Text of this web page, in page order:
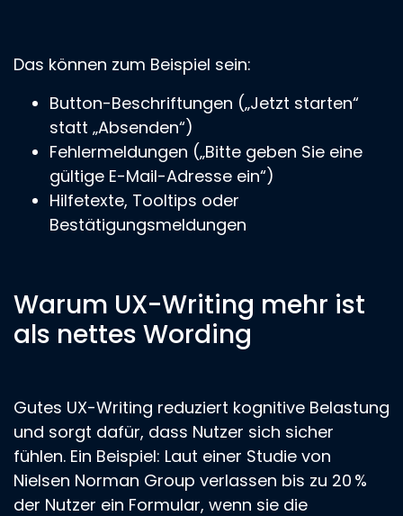
Das können zum Beispiel sein:
Button-Beschriftungen („Jetzt starten“
statt „Absenden“)
Fehlermeldungen („Bitte geben Sie eine
gültige E-Mail-Adresse ein“)
Hilfetexte, Tooltips oder
Bestätigungsmeldungen
Warum UX-Writing mehr ist
als nettes Wording
Gutes UX-Writing reduziert kognitive Belastung
und sorgt dafür, dass Nutzer sich sicher
fühlen. Ein Beispiel: Laut einer Studie von
Nielsen Norman Group verlassen bis zu 20 %
der Nutzer ein Formular, wenn sie die